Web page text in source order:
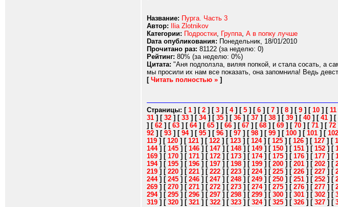
Название: Пурга. Часть 3
Автор:
Ilia Zlotnikov
Категории: Подростки, Группа, А в попку лучше
Dата опубликования: Понедельник, 18/01/2010
Прочитано раз: 81122 (за неделю: 0)
Рейтинг: 80% (за неделю: 0%)
Цитата: "Аня подползла, виляя попкой, и стала сосать, а
мы просили их нам все показать, она запомнила! Ведь
[ Читать полностью » ]
Страницы: [ 1 ] [ 2 ] [ 3 ] [ 4] [ 5 ] [ 6 ] [ 7 ] [ 8 ] [ 9 ] [ 10 ] [ 11
31 ] [ 32 ] [ 33 ] [ 34] [ 35 ] [ 36 ] [ 37 ] [ 38 ] [ 39 ] [ 40 ] [ 41 ] [
] [ 62 ] [ 63 ] [ 64] [ 65 ] [ 66 ] [ 67 ] [ 68 ] [ 69 ] [ 70 ] [ 71 ] [ 72
92 ] [ 93 ] [ 94] [ 95 ] [ 96 ] [ 97 ] [ 98 ] [ 99 ] [ 100 ] [ 101 ] [ 102
119 ] [ 120 ] [ 121 ] [ 122 ] [ 123 ] [ 124] [ 125 ] [ 126 ] [ 127 ] [
144] [ 145 ] [ 146 ] [ 147 ] [ 148 ] [ 149 ] [ 150 ] [ 151 ] [ 152 ] [
169 ] [ 170 ] [ 171 ] [ 172 ] [ 173 ] [ 174] [ 175 ] [ 176 ] [ 177 ] [
194] [ 195 ] [ 196 ] [ 197 ] [ 198 ] [ 199 ] [ 200 ] [ 201 ] [ 202 ] [
219 ] [ 220 ] [ 221 ] [ 222 ] [ 223 ] [ 224] [ 225 ] [ 226 ] [ 227 ] [
244] [ 245 ] [ 246 ] [ 247 ] [ 248 ] [ 249 ] [ 250 ] [ 251 ] [ 252 ] [
269 ] [ 270 ] [ 271 ] [ 272 ] [ 273 ] [ 274] [ 275 ] [ 276 ] [ 277 ] [
294] [ 295 ] [ 296 ] [ 297 ] [ 298 ] [ 299 ] [ 300 ] [ 301 ] [ 302 ] [
319 ] [ 320 ] [ 321 ] [ 322 ] [ 323 ] [ 324] [ 325 ] [ 326 ] [ 327 ] [